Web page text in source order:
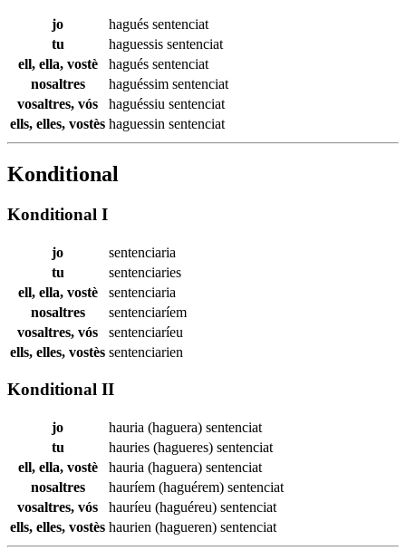
jo hagués sentenciat
tu
haguessis sentenciat
ell, ella, vostè
hagués sentenciat
nosaltres
haguéssim sentenciat
vosaltres, vós
haguéssiu sentenciat
ells, elles, vostès haguessin sentenciat
Konditional
Konditional I
jo
sentenciaria
tu
sentenciaries
ell, ella, vostè
sentenciaria
nosaltres
sentenciaríem
vosaltres, vós
sentenciaríeu
ells, elles, vostès sentenciarien
Konditional II
jo hauria (haguera) sentenciat
tu
hauries (hagueres) sentenciat
ell, ella, vostè
hauria (haguera) sentenciat
nosaltres
hauríem (haguérem) sentenciat
vosaltres, vós
hauríeu (haguéreu) sentenciat
ells, elles, vostès haurien (hagueren) sentenciat